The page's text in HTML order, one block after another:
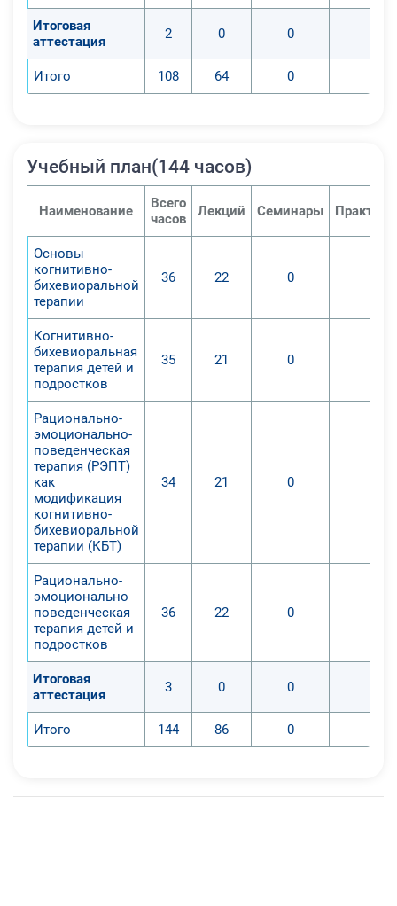
Итоговая
аттестация
2 0 0
Итого 108 64 0
Учебный план(144 часов)
Наименование
Всего
часов
Лекций Семинары
Основы
когнитивно-
бихевиоральной
терапии
36 22 0
Когнитивно-
бихевиоральная
терапия детей и
подростков
35 21 0
Рационально-
эмоционально-
поведенческая
терапия (РЭПТ)
как
модификация
когнитивно-
бихевиоральной
терапии (КБТ)
34 21 0
Рационально-
эмоционально
поведенческая
терапия детей и
подростков
36 22 0
Итоговая
аттестация
3 0 0
Итого 144 86 0